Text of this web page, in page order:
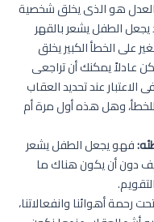
العدل هو الذى يخلق شخصية
يجعل الطفل يشعر بالقهر
على الخطأ الكبير يخلق
عادلاً يمكنك أن تراجعى
عند تحديد العقاب
وهل هذه أول مرة أم
فهو يجعل الطفل يشعر
دون أن يكون هناك ما
أهوائنا وانفعالاتنا،